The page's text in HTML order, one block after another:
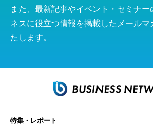
また、最新記事やイベント・セミナー
ネスに役立つ情報を掲載したメールマ
たします。
特集・レポート